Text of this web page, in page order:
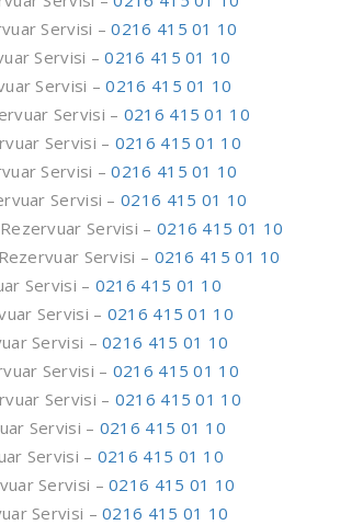
Servisi –0216 415 01 10
Servisi –0216 415 01 10
Servisi –0216 415 01 10
Servisi – 0216 415 01 10
Servisi – 0216 415 01 10
Servisi –0216 415 01 10
Servisi – 0216 415 01 10
Servisi – 0216 415 01 10
Servisi – 0216 415 01 10
Servisi – 0216 415 01 10
Servisi – 0216 415 01 10
Servisi –0216 415 01 10
Servisi – 0216 415 01 10
Servisi – 0216 415 01 10
Servisi – 0216 415 01 10
Servisi – 0216 415 01 10
Servisi –0216 415 01 10
Servisi –0216 415 01 10